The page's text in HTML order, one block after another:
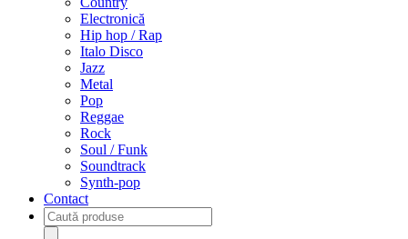
Electronică
Hip hop / Rap
Italo Disco
Jazz
Metal
Pop
Reggae
Rock
Soul / Funk
Soundtrack
Synth-pop
Contact
Products
search